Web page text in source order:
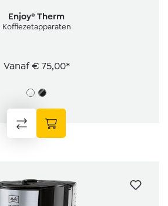
Enjoy® Therm
Koffiezetapparaten
Vanaf€ 75,00*